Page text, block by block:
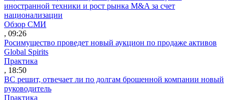
иностранной техники и рост рынка M&A за счет
национализации
Обзор СМИ
, 09:26
Росимущество проведет новый аукцион по продаже активов
Global Spirits
Практика
, 18:50
ВС решит, отвечает ли по долгам брошенной компании новый
руководитель
Практика